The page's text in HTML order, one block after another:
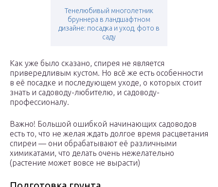
Тенелюбивый многолетник
бруннера в ландшафтном
дизайне: посадка и уход, фото в
саду
Как уже было сказано, спирея не является
привередливым кустом. Но всё же есть особенности
в её посадке и последующем уходе, о которых стоит
знать и садоводу-любителю, и садоводу-
профессионалу.
Важно! Большой ошибкой начинающих садоводов
есть то, что не желая ждать долгое время расцветания
спиреи — они обрабатывают её различными
химикатами, что делать очень нежелательно
(растение может вовсе не вырасти)